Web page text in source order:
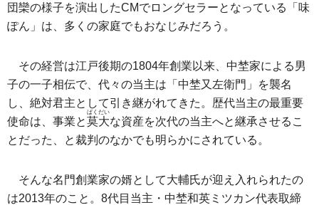
団欒の様子を演出したCMでロングセラーとなっている「味
ぽん」は、多くの家庭でもおなじみだろう。
その経営は江戸後期の1804年創業以来、中埜家による男
子の一子相伝で、代々の当主は「中埜又左衛門」を襲名
し、絶対君主として引き継がれてきた。歴代当主の最重要
使命は、事業と莫大
ばくだい
な資産を次代の当主へと継承させるこ
とだった、と裁判のなかでも明らかにされている。
そんな名門創業家の婿として大輔氏が迎え入れられたの
は2013年のこと。8代目当主・中埜和英ミツカン代表取締